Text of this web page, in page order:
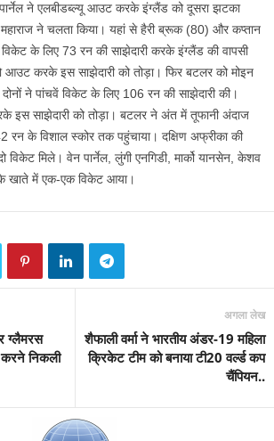
ने एलबीडब्‍ल्‍यू आउट करके इंग्‍लैंड को दूसरा झटका
ने चलता किया। यहां से हैरी ब्रूक (80) और कप्‍तान
के लिए 73 रन की साझेदारी करके इंग्‍लैंड की वापसी
आउट करके इस साझेदारी को तोड़ा। फिर बटलर को मोइन
ने पांचवें विकेट के लिए 106 रन की साझेदारी की।
इस साझेदारी को तोड़ा। बटलर ने अंत में तूफानी अंदाज
रन के विशाल स्‍कोर तक पहुंचाया। दक्षिण अफ्रीका की
विकेट मिले। वेन पार्नेल, लुंगी एनगिडी, मार्को यानसेन, केशव
के खाते में एक-एक विकेट आया।
ग्लैमरस
निकली
अगला लेख
शैफाली वर्मा ने भारतीय अंडर-19 महिला
क्रिकेट टीम को बनाया टी20 वर्ल्‍ड कप
चैंपियन..